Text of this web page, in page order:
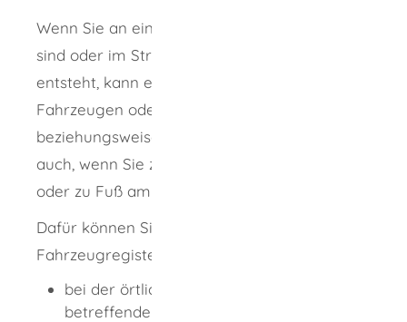
Wenn Sie an einem Verkehrsunfall beteiligt
sind oder im Straßenverkehr ein Schaden
entsteht, kann es sein, dass Sie die Daten von
Fahrzeugen oder Halterinnen
beziehungsweise Haltern benötigen. Dies gilt
auch, wenn Sie zum Beispiel mit dem Fahrrad
oder zu Fuß am Straßenverkehr teilnehmen.
Dafür können Sie eine
Fahrzeugregisterauskunft beantragen
bei der örtlichen Zulassungsbehörde des
betreffenden Fahrzeugs oder